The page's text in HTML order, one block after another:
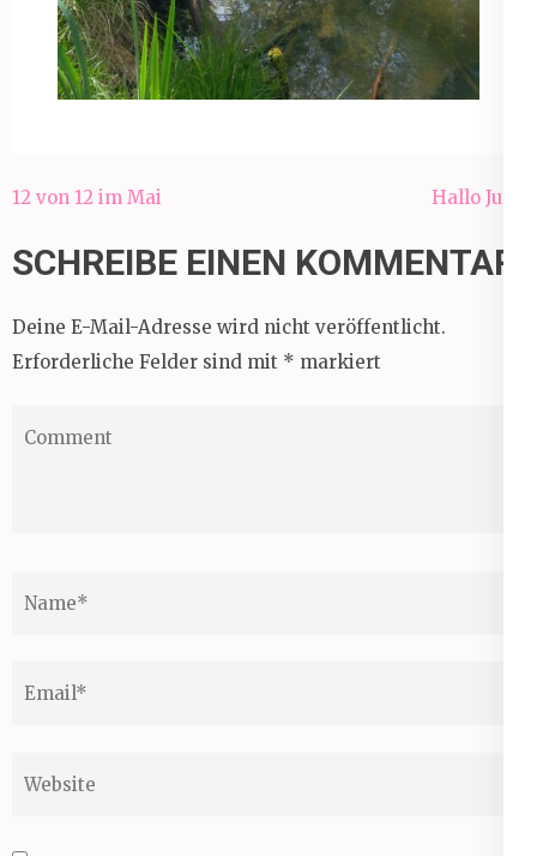
Beitragsnavigation
12 von 12 im Mai Hallo Juni!
SCHREIBE EINEN KOMMENTAR
Deine E-Mail-Adresse wird nicht veröffentlicht.
Erforderliche Felder sind mit * markiert